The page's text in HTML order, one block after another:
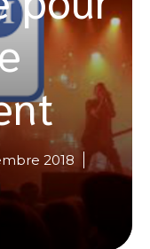
2018